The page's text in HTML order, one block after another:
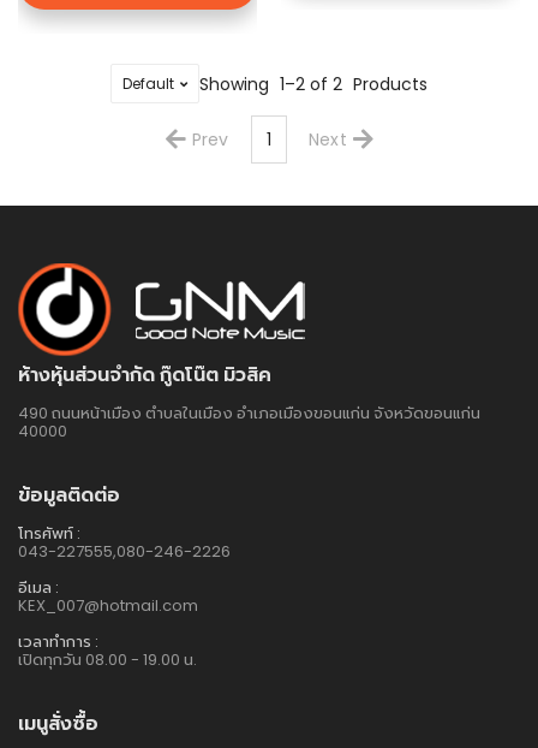
Showing 1–2 of 2 Products
Prev 1 Next
ห้างหุ้นส่วนจำกัด กู๊ดโน๊ต มิวสิค
490 ถนนหน้าเมือง ตำบลในเมือง อำเภอเมืองขอนแก่น จังหวัดขอนแก่น
40000
ข้อมูลติดต่อ
โทรศัพท์ :
043-227555,080-246-2226
อีเมล :
KEX_007@hotmail.com
เวลาทำการ :
เปิดทุกวัน 08.00 - 19.00 น.
เมนูสั่งซื้อ